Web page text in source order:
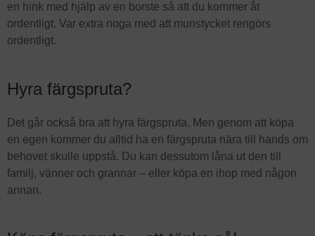
en hink med hjälp av en borste så att du kommer åt
ordentligt. Var extra noga med att munstycket rengörs
ordentligt.
Hyra färgspruta?
Det går också bra att hyra färgspruta. Men genom att köpa
en egen kommer du alltid ha en färgspruta nära till hands om
behovet skulle uppstå. Du kan dessutom låna ut den till
familj, vänner och grannar – eller köpa en ihop med någon
annan.